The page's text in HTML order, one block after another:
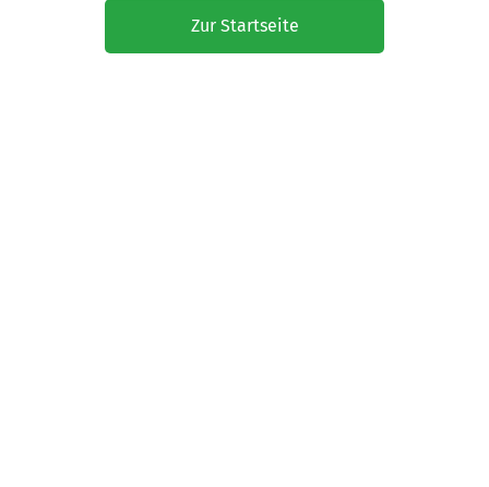
Zur Startseite